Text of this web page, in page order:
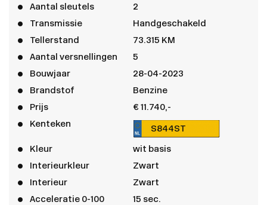
Aantal sleutels
2
Transmissie
Handgeschakeld
Tellerstand
73.315 KM
Aantal versnellingen
5
Bouwjaar
28-04-2023
Brandstof
Benzine
Prijs
€ 11.740,-
Kenteken
S844ST
Kleur
wit basis
Interieurkleur
Zwart
Interieur
Zwart
Acceleratie 0-100
15 sec.